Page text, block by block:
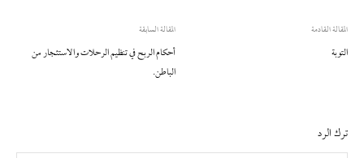
المقالة السابقة
أحكام الربح في تنظيم الرحلات والاستئجار من
الباطن.
المقالة القادمة
التوبة
ترك الرد